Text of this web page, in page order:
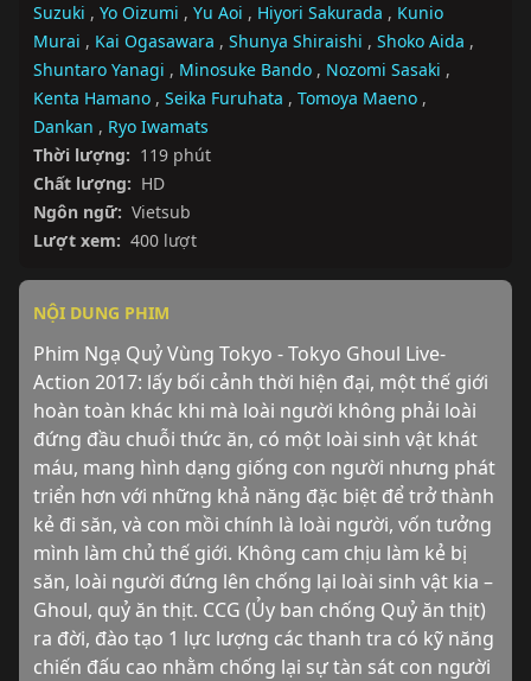
Suzuki , Yo Oizumi , Yu Aoi , Hiyori Sakurada , Kunio
Murai , Kai Ogasawara , Shunya Shiraishi , Shoko Aida ,
Shuntaro Yanagi , Minosuke Bando , Nozomi Sasaki ,
Kenta Hamano , Seika Furuhata , Tomoya Maeno ,
Dankan , Ryo Iwamats
Thời lượng: 119 phút
Chất lượng: HD
Ngôn ngữ: Vietsub
Lượt xem: 400 lượt
NỘI DUNG PHIM
Phim Ngạ Quỷ Vùng Tokyo - Tokyo Ghoul Live-
Action 2017: lấy bối cảnh thời hiện đại, một thế giới
hoàn toàn khác khi mà loài người không phải loài
đứng đầu chuỗi thức ăn, có một loài sinh vật khát
máu, mang hình dạng giống con người nhưng phát
triển hơn với những khả năng đặc biệt để trở thành
kẻ đi săn, và con mồi chính là loài người, vốn tưởng
mình làm chủ thế giới. Không cam chịu làm kẻ bị
săn, loài người đứng lên chống lại loài sinh vật kia –
Ghoul, quỷ ăn thịt. CCG (Ủy ban chống Quỷ ăn thịt)
ra đời, đào tạo 1 lực lượng các thanh tra có kỹ năng
chiến đấu cao nhằm chống lại sự tàn sát con người